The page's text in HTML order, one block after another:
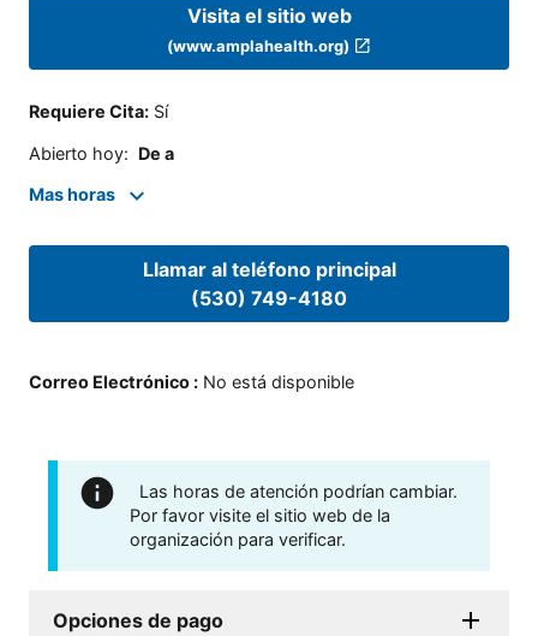
Visita el sitio web
(www.amplahealth.org)
Requiere Cita: Sí
Abierto hoy: De a
Mas horas
Llamar al teléfono principal
(530) 749-4180
Correo Electrónico : No está disponible
Las horas de atención podrían cambiar.
Por favor visite el sitio web de la
organización para verificar.
Opciones de pago